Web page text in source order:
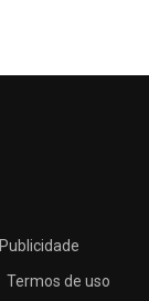
Publicidade
Termos de uso